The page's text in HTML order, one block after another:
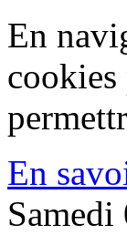
En
En